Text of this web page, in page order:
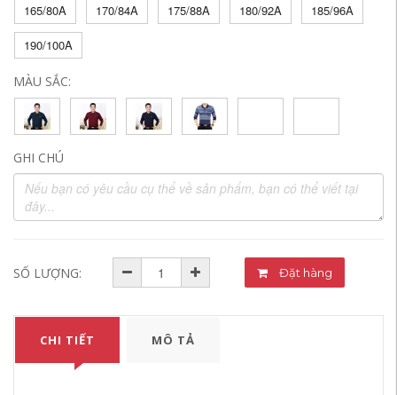
165/80A
170/84A 175/88A 180/92A 185/96A
190/100A
MÀU SẮC:
GHI CHÚ
SỐ LƯỢNG: Đặt hàng
CHI TIẾT MÔ TẢ